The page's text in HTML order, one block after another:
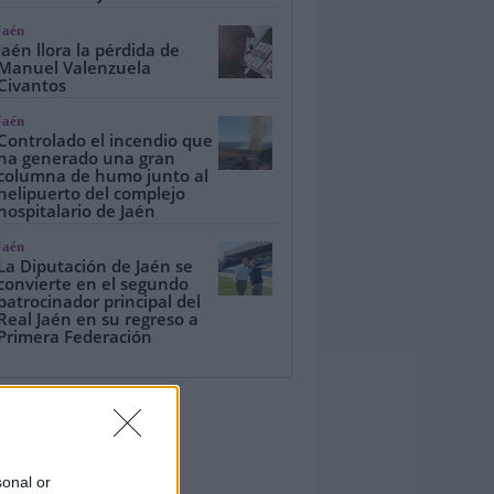
or
llora la pérdida de
Valenzuela
el incendio que
generado una gran
de humo junto al
del complejo
de Jaén
Diputación de Jaén se
en el segundo
principal del
Jaén en su regreso a
Federación